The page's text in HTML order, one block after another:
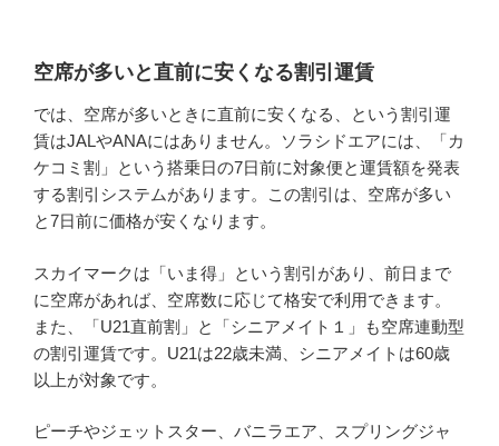
空席が多いと直前に安くなる割引運賃
では、空席が多いときに直前に安くなる、という割引運
賃はJALやANAにはありません。ソラシドエアには、「カ
ケコミ割」という搭乗日の7日前に対象便と運賃額を発表
する割引システムがあります。この割引は、空席が多い
と7日前に価格が安くなります。
スカイマークは「いま得」という割引があり、前日まで
に空席があれば、空席数に応じて格安で利用できます。
また、「U21直前割」と「シニアメイト１」も空席連動型
の割引運賃です。U21は22歳未満、シニアメイトは60歳
以上が対象です。
ピーチやジェットスター、バニラエア、スプリングジャ